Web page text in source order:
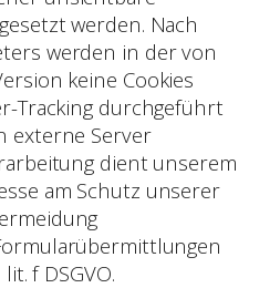
werden. Nach
werden in der von
keine Cookies
Tracking durchgeführt
externe Server
dient unserem
am Schutz unserer
f DSGVO.